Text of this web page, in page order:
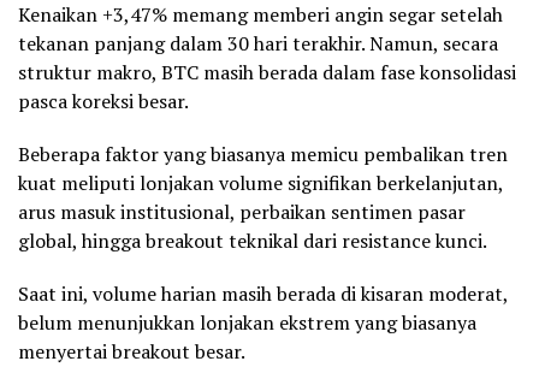
Kenaikan +3,47% memang memberi angin segar setelah
tekanan panjang dalam 30 hari terakhir. Namun, secara
struktur makro, BTC masih berada dalam fase konsolidasi
pasca koreksi besar.
Beberapa faktor yang biasanya memicu pembalikan tren
kuat meliputi lonjakan volume signifikan berkelanjutan,
arus masuk institusional, perbaikan sentimen pasar
global, hingga breakout teknikal dari resistance kunci.
Saat ini, volume harian masih berada di kisaran moderat,
belum menunjukkan lonjakan ekstrem yang biasanya
menyertai breakout besar.